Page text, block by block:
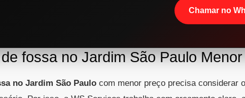
Chamar no
fossa no Jardim São Paulo
no Jardim São Paulo com menor preço precisa considerar